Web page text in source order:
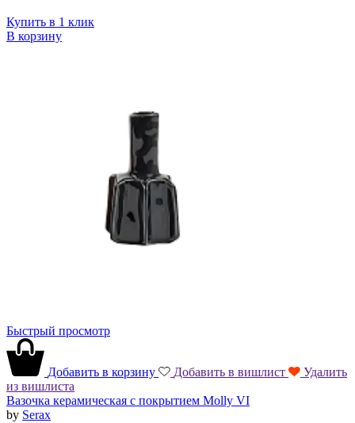
Купить в 1 клик
В корзину
Быстрый просмотр
Добавить в корзину Добавить в вишлист
Удалить
из вишлиста
Вазочка керамическая с покрытием Molly VI
by Serax